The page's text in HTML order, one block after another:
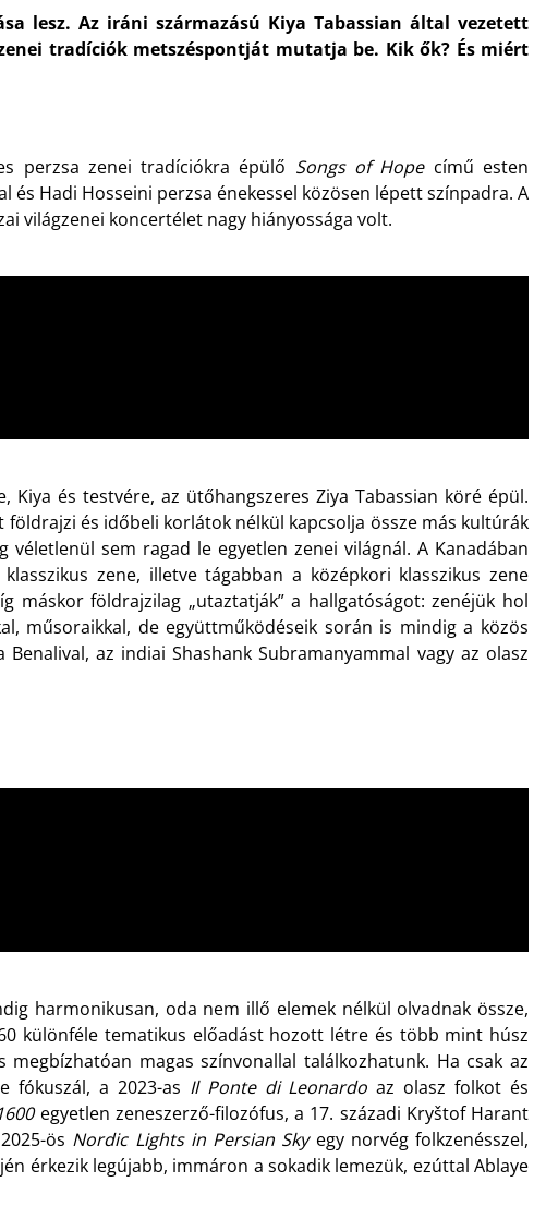
lesz. Az iráni származású Kiya Tabassian által vezetett
tradíciók metszéspontját mutatja be. Kik ők? És miért
perzsa zenei tradíciókra épülő Songs of Hopecímű esten
és Hadi Hosseini perzsa énekessel közösen lépett színpadra. A
világzenei koncertélet nagy hiányossága volt.
és testvére, az ütőhangszeres Ziya Tabassian köré épül.
és időbeli korlátok nélkül kapcsolja össze más kultúrák
sem ragad le egyetlen zenei világnál. A Kanadában
zene, illetve tágabban a középkori klasszikus zene
máskor földrajzilag „utaztatják” a hallgatóságot: zenéjük hol
műsoraikkal, de együttműködéseik során is mindig a közös
az indiai Shashank Subramanyammal vagy az olasz
harmonikusan, oda nem illő elemek nélkül olvadnak össze,
különféle tematikus előadást hozott létre és több mint húsz
magas színvonallal találkozhatunk. Ha csak az
fókuszál, a 2023-as Il Ponte di Leonardo az olasz folkot és
egyetlen zeneszerző-filozófus, a 17. századi Kryštof Harant
ös Nordic Lights in Persian Skyegy norvég folkzenésszel,
érkezik legújabb, immáron a sokadik lemezük, ezúttal Ablaye